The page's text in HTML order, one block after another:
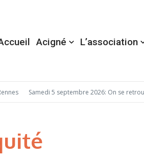
Acigné L’association
Samedi 5 septembre 2026: On se